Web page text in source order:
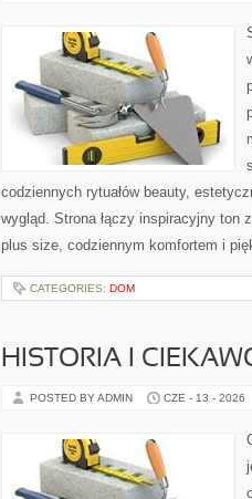
codziennych rytuałów beauty,
wygląd. Strona łączy inspiracyjny ton
plus size, codziennym komfortem i
CATEGORIES: DOM
HISTORIA I
POSTED BY ADMIN CZE - 13 - 2026